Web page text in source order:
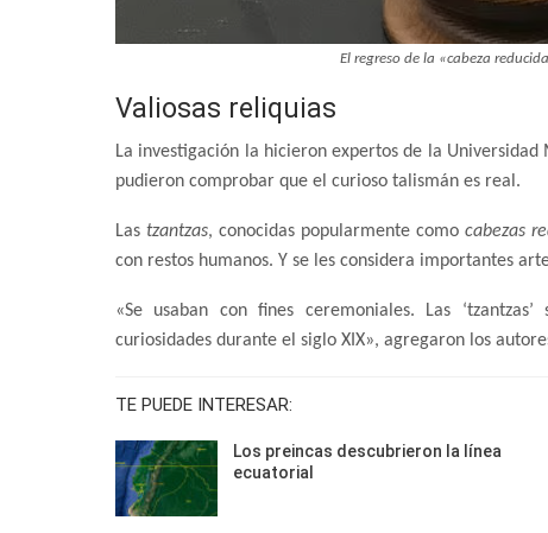
El regreso de la «cabeza
Valiosas reliquias
La investigación la hicieron expertos de la
pudieron comprobar que el curioso talismán es real.
Las tzantzas, conocidas popularmente como cabezas
con restos humanos. Y se les considera importantes
«Se usaban con fines ceremoniales. Las
curiosidades durante el siglo XIX», agregaron los
TE PUEDE INTERESAR:
Los preincas descubrieron la línea
ecuatorial